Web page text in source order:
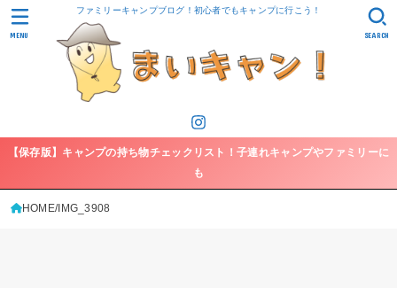
ファミリーキャンプブログ！初心者でもキャンプに行こう！
SEARCH
MENU
【保存版】キャンプの持ち物チェックリスト！子連れキャンプやファミリーに
も
HOME IMG_3908